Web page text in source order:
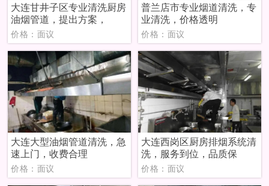
大连甘井子区专业清洗厨房
油烟管道，提出方案，
价格：面议
普兰店市专业烟道清洗，专
业清洗，价格透明
价格：面议
大连大型油烟管道清洗，急
速上门，收费合理
价格：面议
大连西岗区厨房排烟系统清
洗，服务到位，品质保
价格：面议